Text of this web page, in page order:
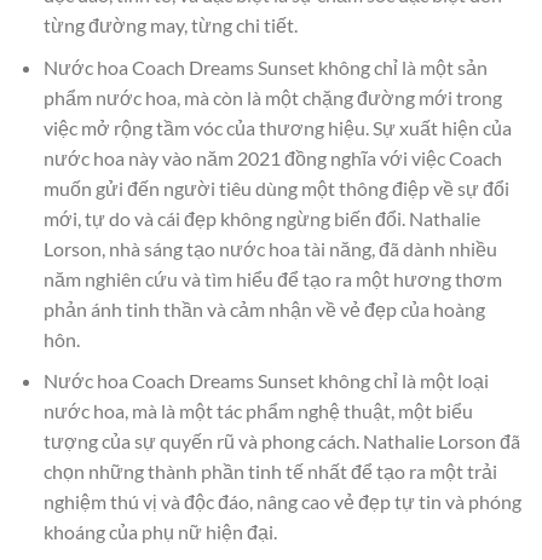
từng đường may, từng chi tiết.
Nước hoa Coach Dreams Sunset không chỉ là một sản
phẩm nước hoa, mà còn là một chặng đường mới trong
việc mở rộng tầm vóc của thương hiệu. Sự xuất hiện của
nước hoa này vào năm 2021 đồng nghĩa với việc Coach
muốn gửi đến người tiêu dùng một thông điệp về sự đổi
mới, tự do và cái đẹp không ngừng biến đổi. Nathalie
Lorson, nhà sáng tạo nước hoa tài năng, đã dành nhiều
năm nghiên cứu và tìm hiểu để tạo ra một hương thơm
phản ánh tinh thần và cảm nhận về vẻ đẹp của hoàng
hôn.
Nước hoa Coach Dreams Sunset không chỉ là một loại
nước hoa, mà là một tác phẩm nghệ thuật, một biểu
tượng của sự quyến rũ và phong cách. Nathalie Lorson đã
chọn những thành phần tinh tế nhất để tạo ra một trải
nghiệm thú vị và độc đáo, nâng cao vẻ đẹp tự tin và phóng
khoáng của phụ nữ hiện đại.